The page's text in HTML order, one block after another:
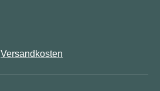
Versandkosten